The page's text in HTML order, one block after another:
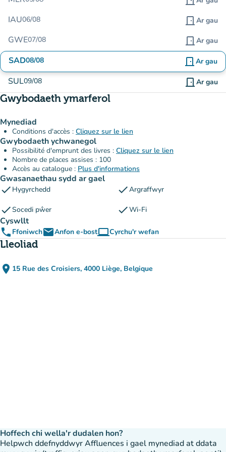
IAU06/08 door_front Ar gau
GWE07/08 door_front Ar gau
SAD08/08 door_front Ar gau
SUL09/08 door_front Ar gau
Gwybodaeth ymarferol
Mynediad
Conditions d'accès : Cliquez sur le lien
Gwybodaeth ychwanegol
Possibilité d'emprunt des livres : Cliquez sur le lien
Nombre de places assises : 100
Accès au catalogue : Plus d'informations
Gwasanaethau sydd ar gael
check Hygyrchedd checkArgraffwyr
checkSocedi pŵer checkWi-Fi
Cyswllt
phone FfoniwchemailAnfon e-bostcomputerCyrchu'r wefan
(tab newydd)
Lleoliad
place 15 Rue des Croisiers, 4000 Liège, Belgique
(agor yn Google Maps)
(tab newydd)
Hoffech chi wella'r dudalen hon?
Helpwch ddefnyddwyr Affluences i gael mynediad at ddata